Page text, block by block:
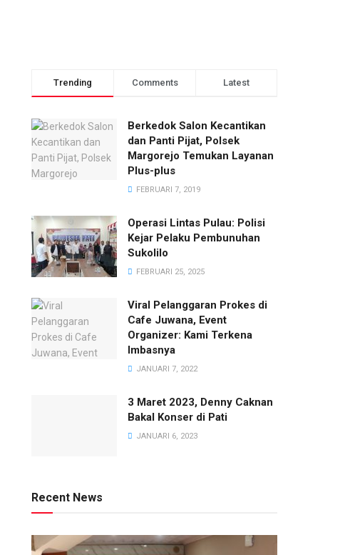
Trending Comments Latest
Berkedok Salon Kecantikan
dan Panti Pijat, Polsek
Margorejo Temukan Layanan
Plus-plus
FEBRUARI 7, 2019
Operasi Lintas Pulau: Polisi
Kejar Pelaku Pembunuhan
Sukolilo
FEBRUARI 25, 2025
Viral Pelanggaran Prokes di
Cafe Juwana, Event
Organizer: Kami Terkena
Imbasnya
JANUARI 7, 2022
3 Maret 2023, Denny Caknan
Bakal Konser di Pati
JANUARI 6, 2023
Recent News